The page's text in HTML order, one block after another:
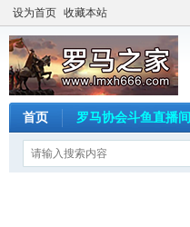
设为首页 收藏本站
首页 罗马协会斗鱼直播间